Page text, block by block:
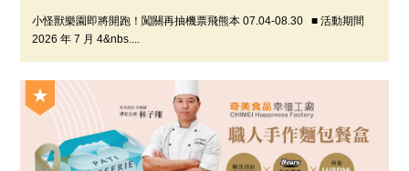
小怪獸樂園即將開跑！闖關再抽機票飛熊本 07.04-08.30 ■ 活動期間
2026 年 7 月 4&nbs....